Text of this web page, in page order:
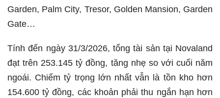
Garden, Palm City, Tresor, Golden Mansion, Garden
Gate…
Tính đến ngày 31/3/2026, tổng tài sản tại Novaland
đạt trên 253.145 tỷ đồng, tăng nhẹ so với cuối năm
ngoái. Chiếm tỷ trọng lớn nhất vẫn là tồn kho hơn
154.600 tỷ đồng, các khoản phải thu ngắn hạn hơn